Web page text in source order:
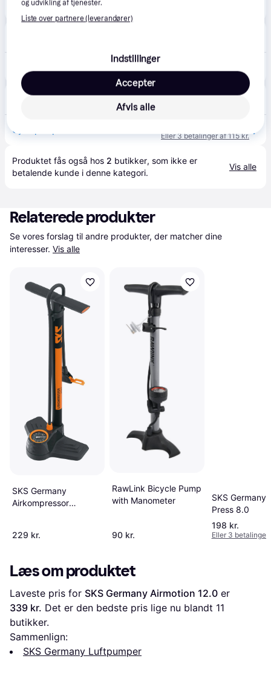
SKS Airmotion 12.0 Fodpumpe, 174 PSI
Eller 3 betalinger af 116 kr.
Trodo
Eller 3 betalinger af 115 kr.
Produktet fås også hos 2 butikker, som ikke er
betalende kunde i denne kategori.
Vis alle
Relaterede produkter
Se vores forslag til andre produkter, der matcher dine
interesser. Vis alle
SKS Germany
Airkompressor
229 kr.
RawLink Bicycle Pump
with Manometer
90 kr.
SKS Germany
Press 8.0
198 kr.
Eller 3 betalinger
Læs om produktet
Laveste pris for SKS Germany Airmotion 12.0
339 kr. Det er den bedste pris lige nu blandt 11
butikker.
Sammenlign:
SKS Germany Luftpumper
og udvikling af tjenester.
Liste over partnere (leverandører)
Indstillinger
Afvis alle
Accepter